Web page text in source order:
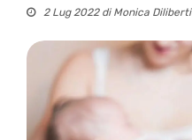
2 Lug 2022 di Monica Diliberti